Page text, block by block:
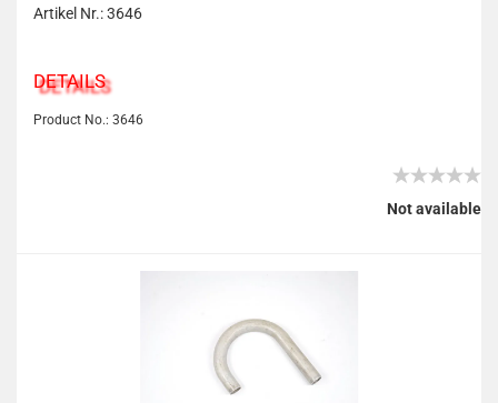
Artikel Nr.: 3646
DETAILS
Product No.: 3646
Not available